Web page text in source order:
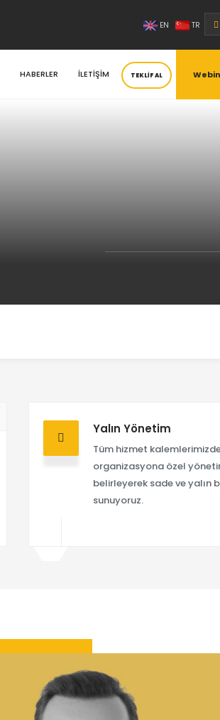
EN | TR
HABERLER İLETİŞİM TEKLİF AL
Yalın Yönetim
Tüm hizmet
organizasyona özel
belirleyerek sade ve yalın
sunuyoruz.